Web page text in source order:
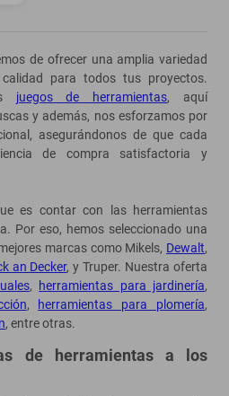
de ofrecer una amplia variedad
para todos tus proyectos.
juegos de herramientas, aquí
y además, nos esforzamos por
asegurándonos de que cada
de compra satisfactoria y
es contar con las herramientas
Por eso, hemos seleccionado una
marcas como Mikels, Dewalt,
an Decker, y Truper. Nuestra oferta
, herramientas para jardinería,
, herramientas para plomería,
, entre otras.
de herramientas a los